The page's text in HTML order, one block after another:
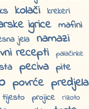
kolači krekeri
igrice mafini
jela namazi
recepti
palačinke
peciva pite
povrće predjela
tijesto projice rizoto